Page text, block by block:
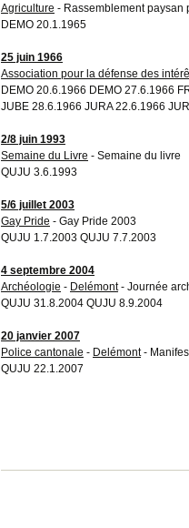
Agriculture - Rassemblement paysan
DEMO 20.1.1965
25 juin 1966
Association pour la défense des
DEMO 20.6.1966 DEMO 27.6.1966
JUBE 28.6.1966 JURA 22.6.1966
2/8 juin 1993
Semaine du Livre - Semaine du livre
QUJU 3.6.1993
5/6 juillet 2003
Gay Pride - Gay Pride 2003
QUJU 1.7.2003 QUJU 7.7.2003
4 septembre 2004
Archéologie - Delémont- Journée
QUJU 31.8.2004 QUJU 8.9.2004
20 janvier 2007
Police cantonale - Delémont-
QUJU 22.1.2007